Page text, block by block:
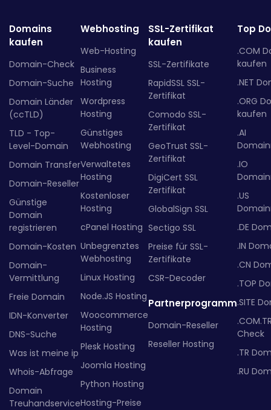
Domains
kaufen
Domain-Check
Domain-Suche
Domain Länder
(ccTLD)
TLD - Top-
Level-Domain
Domain Transfer
Domain-Reseller
Günstige
Domain
registrieren
Domain-Kosten
Domain-
Vermittlung
Freie Domain
IDN-Konverter
DNS-Suche
Was ist meine ip
Whois-Abfrage
Domain
Treuhandservice
Webhosting
Web-Hosting
Business
Hosting
Wordpress
Hosting
Günstiges
Webhosting
Verwaltetes
Hosting
Kostenloser
Hosting
cPanel Hosting
Unbegrenztes
Webhosting
Linux Hosting
Node.JS Hosting
Woocommerce
Hosting
Plesk Hosting
Joomla Hosting
Python Hosting
Hosting-Preise
SSL-Zertifikat
kaufen
SSL-Zertifikate
RapidSSL SSL-
Zertifikat
Comodo SSL-
Zertifikat
GeoTrust SSL-
Zertifikat
DigiCert SSL
Zertifikat
GlobalSign SSL
Sectigo SSL
Preise für SSL-
Zertifikate
CSR-Decoder
Partnerprogramm
Domain-Reseller
Reseller Hosting
Top
.COM
kaufen
.NET
.ORG
kaufen
.AI
.IO
.US
.DE
.IN
.CN
.TOP
.SITE
Check
.TR
.RU